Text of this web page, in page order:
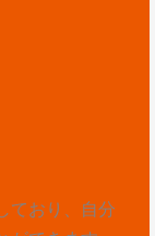
ており、自分